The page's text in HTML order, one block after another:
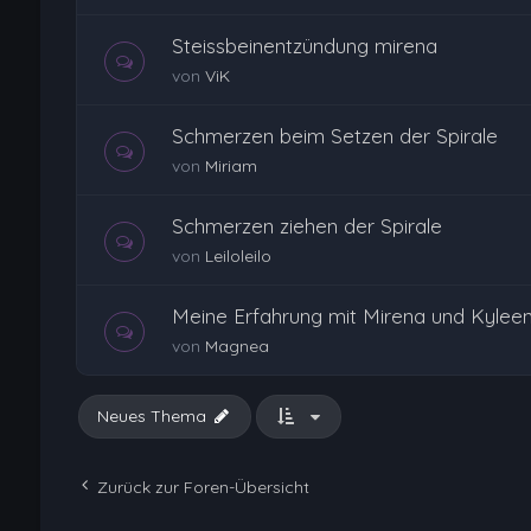
Steissbeinentzündung mirena
von ViK
Schmerzen beim Setzen der Spirale
von Miriam
Schmerzen ziehen der Spirale
von Leiloleilo
Meine Erfahrung mit Mirena und
von Magnea
Neues Thema
Zurück zur Foren-Übersicht